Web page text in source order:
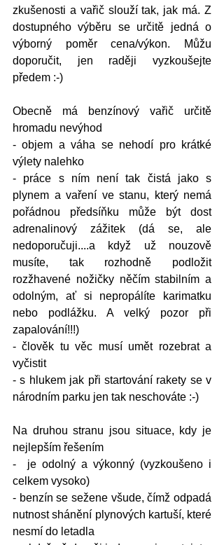
zkušenosti a vařič slouží tak, jak má. Z
dostupného výběru se určitě jedná o
výborný poměr cena/výkon. Můžu
doporučit, jen raději vyzkoušejte
předem :-)
Obecně má benzínový vařič určitě
hromadu nevýhod
- objem a váha se nehodí pro krátké
výlety nalehko
- práce s ním není tak čistá jako s
plynem a vaření ve stanu, který nemá
pořádnou předsíňku může být dost
adrenalinový zážitek (dá se, ale
nedoporučuji....a když už nouzově
musíte, tak rozhodně podložit
rozžhavené nožičky něčím stabilním a
odolným, ať si nepropálíte karimatku
nebo podlážku. A velký pozor při
zapalování!!!)
- člověk tu věc musí umět rozebrat a
vyčistit
- s hlukem jak při startování rakety se v
národním parku jen tak neschováte :-)
Na druhou stranu jsou situace, kdy je
nejlepším řešením
-  je odolný a výkonný (vyzkoušeno i
celkem vysoko)
- benzín se sežene všude, čímž odpadá
nutnost shánění plynových kartuší, které
nesmí do letadla